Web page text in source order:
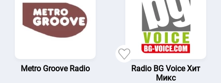
Metro Groove Radio
Radio BG Voice Хит
Микс